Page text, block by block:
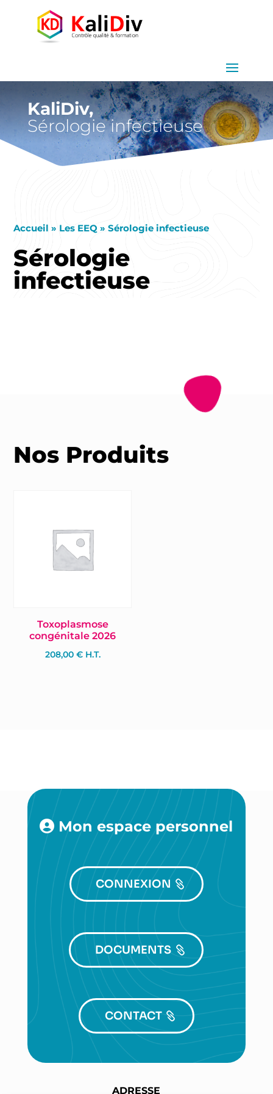
KaliDiv,
Sérologie infectieuse
Accueil » Les EEQ »Sérologie infectieuse
Sérologie
infectieuse
Nos Produits
Toxoplasmose
congénitale 2026
208,00 €H.T.
Mon espace personnel
CONNEXION
DOCUMENTS
CONTACT
ADRESSE